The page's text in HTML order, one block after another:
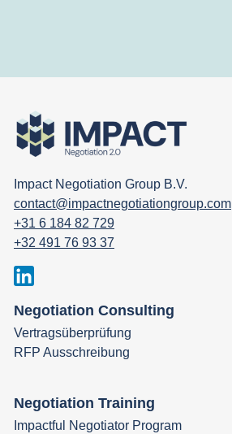
Impact Negotiation Group B.V.
contact@impactnegotiationgroup.com
+31 6 184 82 729
+32 491 76 93 37
Negotiation Consulting
Vertragsüberprüfung
RFP Ausschreibung
Negotiation Training
Impactful Negotiator Program